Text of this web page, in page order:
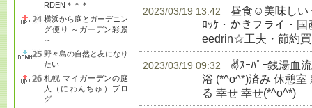
RDEN＊＊＊
横浜から庭とガーデニン
グ便り ～ガーデン彩景
～
野々島の自然と友になり
たい
札幌 マイガーデンの庭
人（にわんちゅ）ブロ
グ
2023/03/19 13:42
昼食☺美味しい
ﾛｯｹ・かきフライ・国
eedrin☆工夫・節約買
2023/03/19 09:32
✌ｽｰﾊﾟｰ銭湯血
浴 (*^o^*)済み 休憩室
る 幸せ 幸せ(*^o^*)